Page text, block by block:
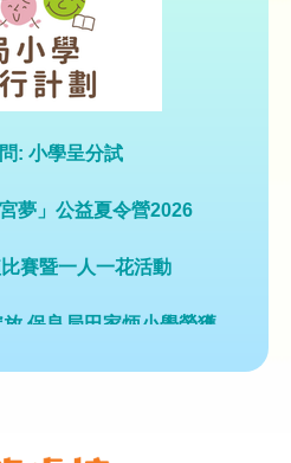
: 小學呈分試
夢」公益夏令營2026
賽暨一人一花活動
保良局田家炳小學榮獲